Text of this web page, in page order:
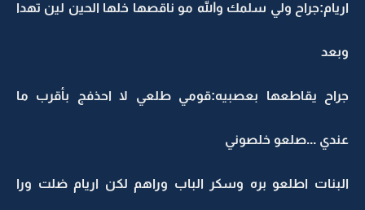
اريام:جراح ولي سلمك والله مو ناقصها خلها الحين لين تهدا
وبعد
جراح يقاطعها بعصبيه:قومي طلعي لا احذفج بأقرب ما
عندي ...صلعو خلصوني
البنات اطلعو بره وسكر الباب وراهم لكن اريام ضلت ورا